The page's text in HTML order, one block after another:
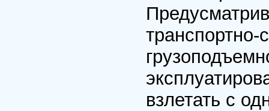
взлетать с